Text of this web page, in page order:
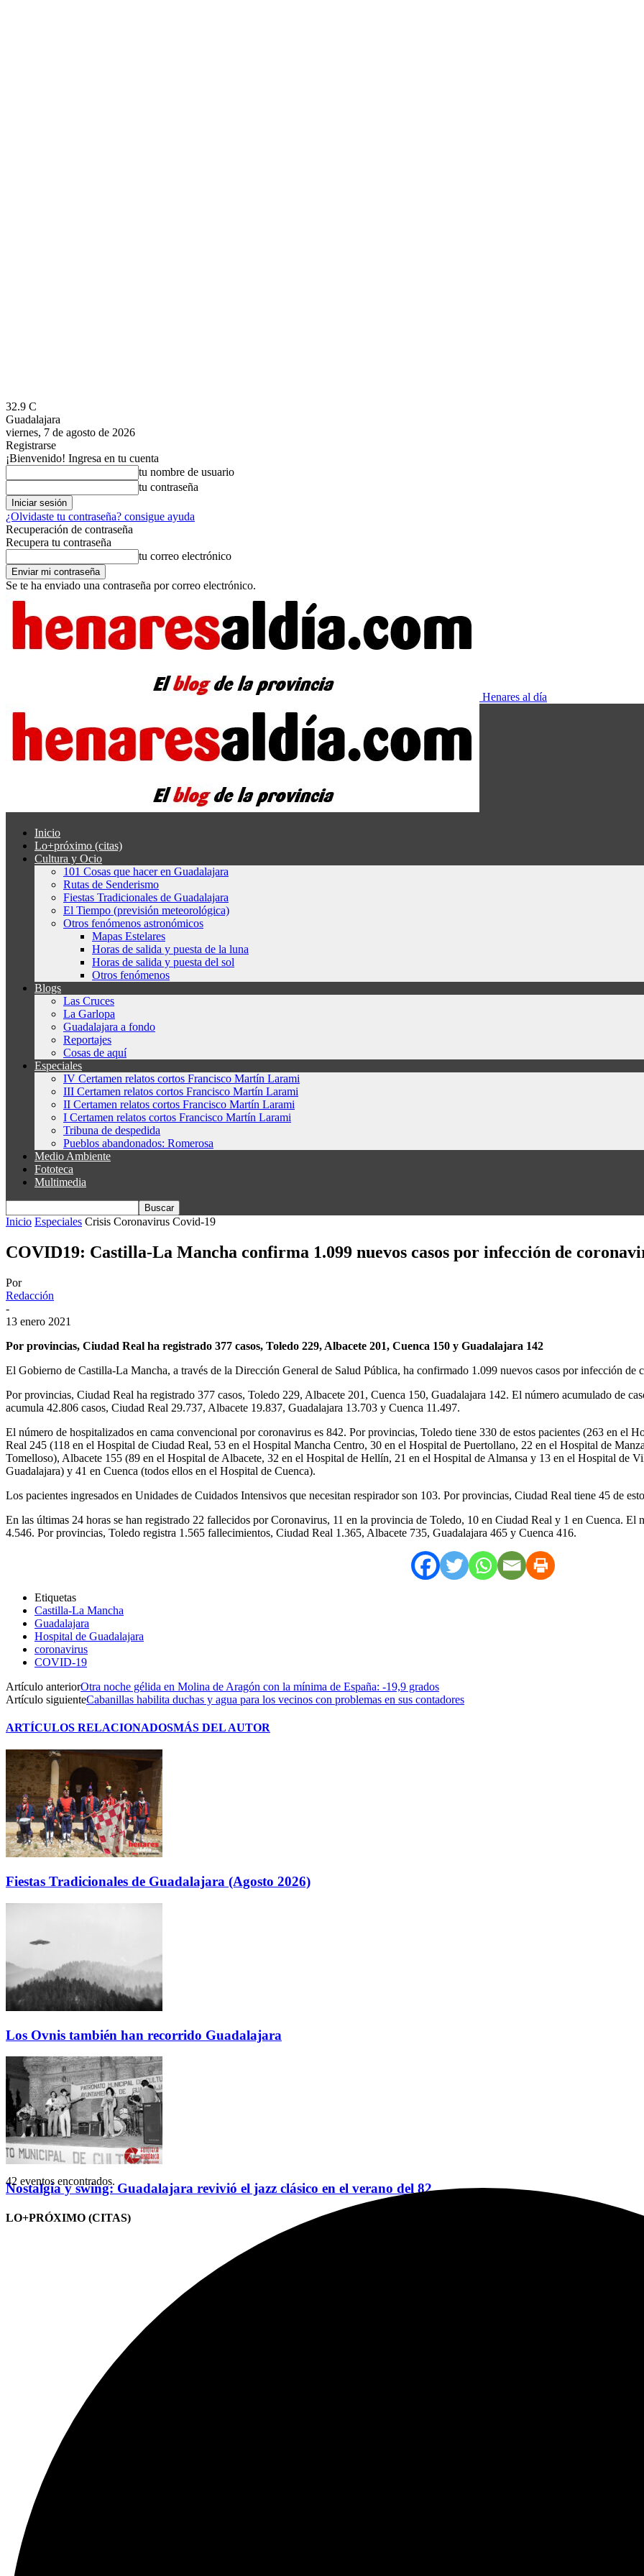
32.9 C
Guadalajara
viernes, 7 de agosto de 2026
Registrarse
¡Bienvenido! Ingresa en tu cuenta
tu nombre de usuario
tu contraseña
¿Olvidaste tu contraseña? consigue ayuda
Recuperación de contraseña
Recupera tu contraseña
tu correo electrónico
Se te ha enviado una contraseña por correo electrónico.
Henares al día
Inicio
Lo+próximo (citas)
Cultura y Ocio
101 Cosas que hacer en Guadalajara
Rutas de Senderismo
Fiestas Tradicionales de Guadalajara
El Tiempo (previsión meteorológica)
Otros fenómenos astronómicos
Mapas Estelares
Horas de salida y puesta de la luna
Horas de salida y puesta del sol
Otros fenómenos
Blogs
Las Cruces
La Garlopa
Guadalajara a fondo
Reportajes
Cosas de aquí
Especiales
IV Certamen relatos cortos Francisco Martín Larami
III Certamen relatos cortos Francisco Martín Larami
II Certamen relatos cortos Francisco Martín Larami
I Certamen relatos cortos Francisco Martín Larami
Tribuna de despedida
Pueblos abandonados: Romerosa
Medio Ambiente
Fototeca
Multimedia
Inicio Especiales Crisis Coronavirus Covid-19
COVID19: Castilla-La Mancha confirma 1.099 nuevos casos por infección de
Por
Redacción
-
13 enero 2021
Por provincias, Ciudad Real ha registrado 377 casos, Toledo 229, Albacete 201, Cuenca 150 y Guadalajara 142
El Gobierno de Castilla-La Mancha, a través de la Dirección General de Salud Pública, ha confirmado 1.099 nuevos casos por infección de
Por provincias, Ciudad Real ha registrado 377 casos, Toledo 229, Albacete 201, Cuenca 150, Guadalajara 142. El número acumulado de
acumula 42.806 casos, Ciudad Real 29.737, Albacete 19.837, Guadalajara 13.703 y Cuenca 11.497.
El número de hospitalizados en cama convencional por coronavirus es 842. Por provincias, Toledo tiene 330 de estos pacientes (263 en el
Real 245 (118 en el Hospital de Ciudad Real, 53 en el Hospital Mancha Centro, 30 en el Hospital de Puertollano, 22 en el Hospital de
Tomelloso), Albacete 155 (89 en el Hospital de Albacete, 32 en el Hospital de Hellín, 21 en el Hospital de Almansa y 13 en el Hospital de
Guadalajara) y 41 en Cuenca (todos ellos en el Hospital de Cuenca).
Los pacientes ingresados en Unidades de Cuidados Intensivos que necesitan respirador son 103. Por provincias, Ciudad Real tiene 45 de
En las últimas 24 horas se han registrado 22 fallecidos por Coronavirus, 11 en la provincia de Toledo, 10 en Ciudad Real y 1 en Cuenca. El
4.546. Por provincias, Toledo registra 1.565 fallecimientos, Ciudad Real 1.365, Albacete 735, Guadalajara 465 y Cuenca 416.
Etiquetas
Castilla-La Mancha
Guadalajara
Hospital de Guadalajara
coronavirus
COVID-19
Artículo anteriorOtra noche gélida en Molina de Aragón con la mínima de España: -19,9 grados
Artículo siguienteCabanillas habilita duchas y agua para los vecinos con problemas en sus contadores
ARTÍCULOS RELACIONADOSMÁS DEL AUTOR
Fiestas Tradicionales de Guadalajara (Agosto 2026)
Los Ovnis también han recorrido Guadalajara
Nostalgia y swing: Guadalajara revivió el jazz clásico en el verano del 82
LO+PRÓXIMO (CITAS)
42 eventos encontrados.